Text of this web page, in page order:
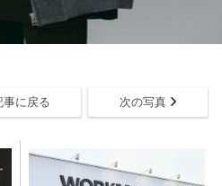
事に戻る 次の写真